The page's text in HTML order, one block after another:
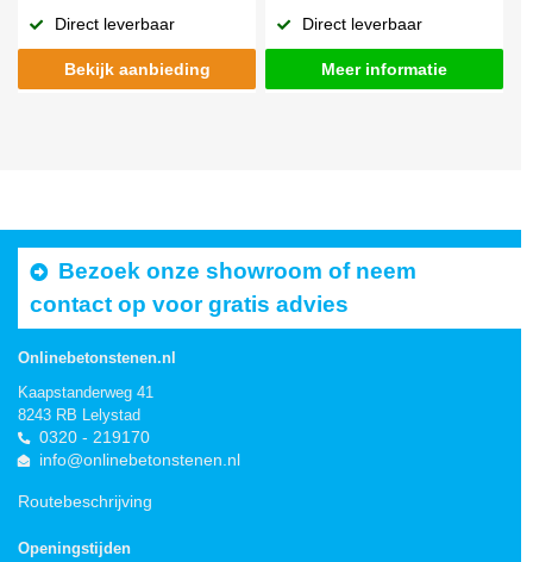
Direct leverbaar
Bekijk aanbieding
Direct leverbaar
Meer informatie
Bezoek onze showroom of neem
contact op voor gratis advies
Onlinebetonstenen.nl
Kaapstanderweg 41
8243 RB Lelystad
0320 - 219170
info@onlinebetonstenen.nl
Routebeschrijving
Openingstijden